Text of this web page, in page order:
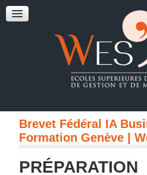
Brevet Fédéral IA
Formation Genève |
PRÉPARATION